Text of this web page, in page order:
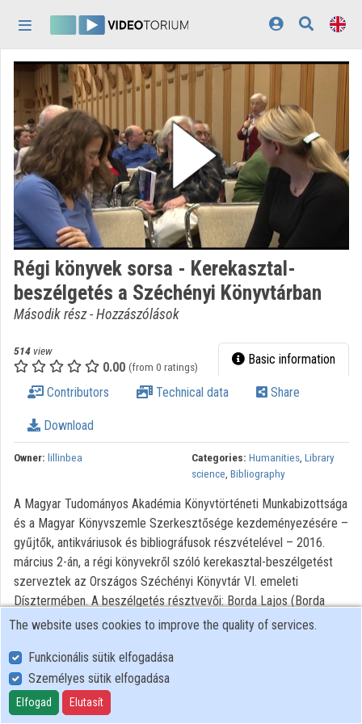
Home
Log In
Discovery
Categories
Playlists
Organizations
Contributors
Appearance:light
Régi könyvek sorsa - Kerekasztal-
beszélgetés a Széchényi Könyvtárban
Második rész - Hozzászólások
514 view
0.00 (from 0 ratings) Basic information
Contributors Technical data Share
Download
Owner: lillinbea Categories: Humanities, Library
science, Bibliography
A Magyar Tudományos Akadémia Könyvtörténeti Munkabizottsága
és a Magyar Könyvszemle Szerkesztősége kezdeményezésére –
gyűjtők, antikváriusok és bibliográfusok részvételével – 2016.
március 2-án, a régi könyvekről szóló kerekasztal-beszélgetést
szerveztek az Országos Széchényi Könyvtár VI. emeleti
Dísztermében. A beszélgetés résztvevői: Borda Lajos (Borda
Antikvárium), Heltai János (Országos Széchényi Könyvtár), H.
Judit (Országos Széchényi Könyvtár), Sz. Nagy László (Pázmány
Péter Katolikus Egyetem) és V. Ecsedy Judit (Országos
Széchényi Könyvtár) Moderátor: Monok István (MTA Könyvtár- és
Információközpont). A beszélgetés témái: A bibliográfiai egység
The website uses cookies to improve the quality of services.
Funkcionális sütik elfogadása
Személyes sütik elfogadása
Elfogad Elutasít